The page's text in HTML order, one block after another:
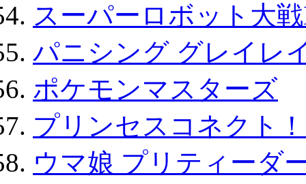
スーパーロボット大
パニシング グレイレ
ポケモンマスターズ
プリンセスコネクト
ウマ娘 プリティーダ